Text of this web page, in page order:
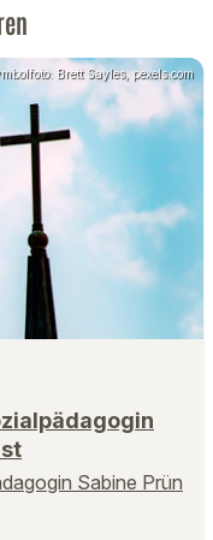
Brett Sayles, pexels.com
Sabine Prün